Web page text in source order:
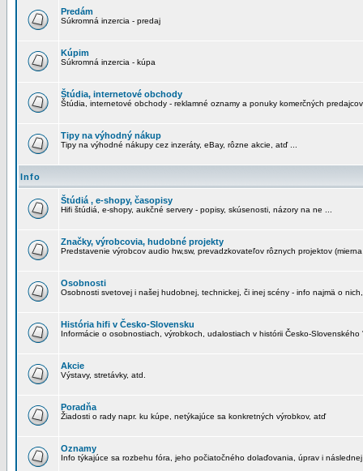
Predám
Súkromná inzercia - predaj
Kúpim
Súkromná inzercia - kúpa
Štúdia, internetové obchody
Štúdia, internetové obchody - reklamné oznamy a ponuky komerčných predajcov
Tipy na výhodný nákup
Tipy na výhodné nákupy cez inzeráty, eBay, rôzne akcie, atď ...
Info
Štúdiá , e-shopy, časopisy
Hifi štúdiá, e-shopy, aukčné servery - popisy, skúsenosti, názory na ne ...
Značky, výrobcovia, hudobné projekty
Predstavenie výrobcov audio hw,sw, prevadzkovateľov rôznych projektov
Osobnosti
Osobnosti svetovej i našej hudobnej, technickej, či inej scény - info najmä o
História hifi v Česko-Slovensku
Informácie o osobnostiach, výrobkoch, udalostiach v histórii Česko-Slovenského
Akcie
Výstavy, stretávky, atd.
Poradňa
Žiadosti o rady napr. ku kúpe, netýkajúce sa konkretných výrobkov, atď
Oznamy
Info týkajúce sa rozbehu fóra, jeho počiatočného dolaďovania, úprav i